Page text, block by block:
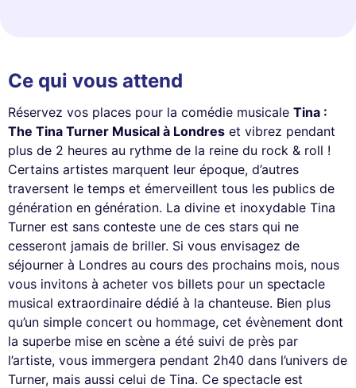
Ce qui vous attend
Réservez vos places pour la comédie musicale Tina :
The Tina Turner Musical à Londres et vibrez pendant
plus de 2 heures au rythme de la reine du rock & roll !
Certains artistes marquent leur époque, d’autres
traversent le temps et émerveillent tous les publics de
génération en génération. La divine et inoxydable Tina
Turner est sans conteste une de ces stars qui ne
cesseront jamais de briller. Si vous envisagez de
séjourner à Londres au cours des prochains mois, nous
vous invitons à acheter vos billets pour un spectacle
musical extraordinaire dédié à la chanteuse. Bien plus
qu’un simple concert ou hommage, cet évènement dont
la superbe mise en scène a été suivi de près par
l’artiste, vous immergera pendant 2h40 dans l’univers de
Turner, mais aussi celui de Tina. Ce spectacle est